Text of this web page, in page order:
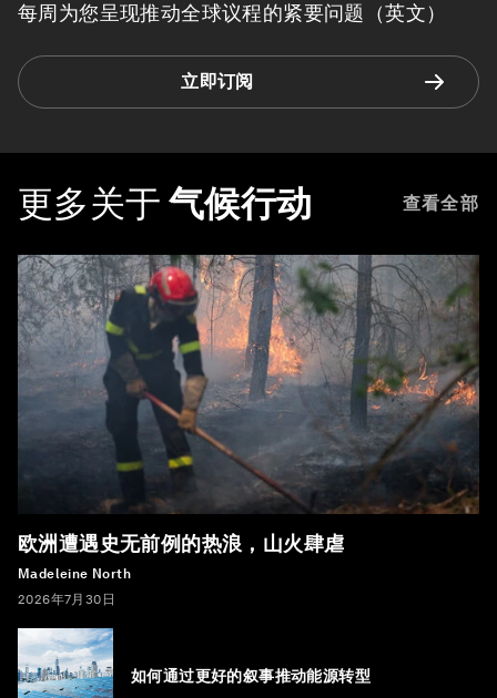
每周为您呈现推动全球议程的紧要问题（英文）
立即订阅
更多关于 气候行动 查看全部
欧洲遭遇史无前例的热浪，山火肆虐
Madeleine North
2026年7月30日
如何通过更好的叙事推动能源转型